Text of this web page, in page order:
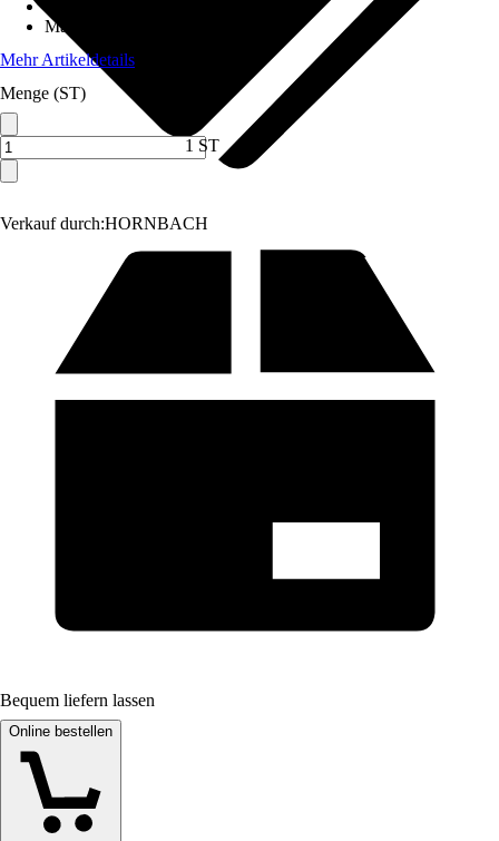
Verkauf durch:HORNBACH
Material
Mehr Artikeldetails
Menge (ST)
1 ST
Bequem liefern lassen
Online bestellen